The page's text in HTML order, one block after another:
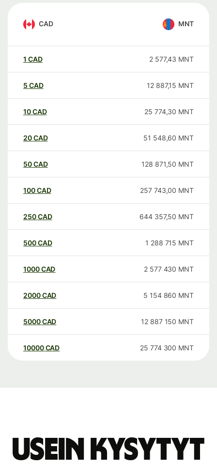
CAD MNT
1 CAD 2 577,43 MNT
5 CAD 12 887,15 MNT
10CAD 25 774,30 MNT
20CAD 51 548,60 MNT
50CAD 128 871,50 MNT
100CAD 257 743,00 MNT
250CAD 644 357,50 MNT
500CAD 1 288 715 MNT
1000CAD 2 577 430 MNT
2000CAD 5 154 860 MNT
5000CAD 12 887 150 MNT
10000 CAD 25 774 300 MNT
Usein kysytyt